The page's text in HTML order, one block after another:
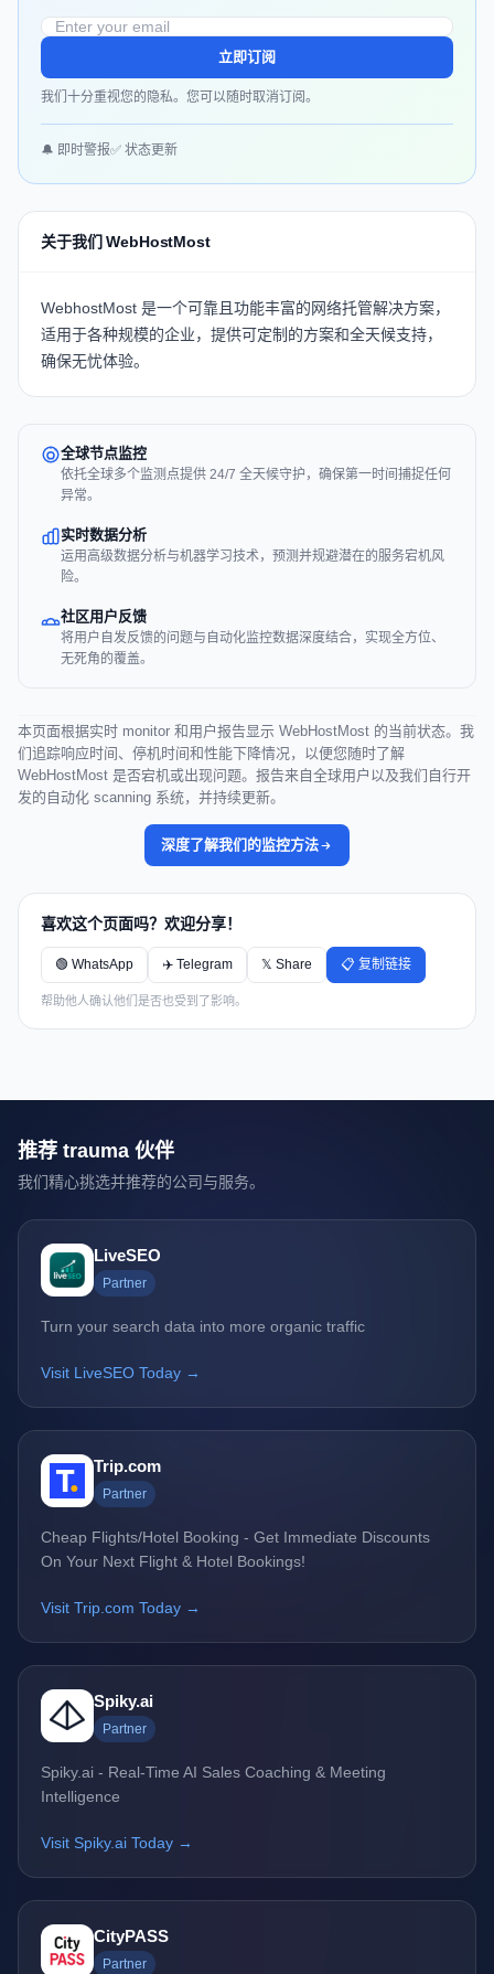
立即订阅
我们十分重视您的隐私。您可以随时取消订阅。
🔔 即时警报✅ 状态更新
关于我们 WebHostMost
WebhostMost 是一个可靠且功能丰富的网络托管解决方案，
适用于各种规模的企业，提供可定制的方案和全天候支持，
确保无忧体验。
全球节点监控
依托全球多个监测点提供 24/7 全天候守护，确保第一时间捕捉任何
异常。
实时数据分析
运用高级数据分析与机器学习技术，预测并规避潜在的服务宕机风
险。
社区用户反馈
将用户自发反馈的问题与自动化监控数据深度结合，实现全方位、
无死角的覆盖。
本页面根据实时 monitor 和用户报告显示 WebHostMost 的当前状态。我
们追踪响应时间、停机时间和性能下降情况，以便您随时了解
WebHostMost 是否宕机或出现问题。报告来自全球用户以及我们自行开
发的自动化 scanning 系统，并持续更新。
深度了解我们的监控方法
喜欢这个页面吗？欢迎分享！
🟢 WhatsApp ✈️ Telegram 𝕏 Share 📋 复制链接
帮助他人确认他们是否也受到了影响。
推荐 trauma 伙伴
我们精心挑选并推荐的公司与服务。
LiveSEO
Partner
Turn your search data into more organic traffic
Visit LiveSEO Today →
Trip.com
Partner
Cheap Flights/Hotel Booking - Get Immediate Discounts
On Your Next Flight & Hotel Bookings!
Visit Trip.com Today →
Spiky.ai
Partner
Spiky.ai - Real-Time AI Sales Coaching & Meeting
Intelligence
Visit Spiky.ai Today →
CityPASS
Partner